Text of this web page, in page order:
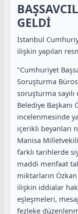
GELDİ
İstanbul
ilişkin yapılan
"Cumhuriyet
Soruşturma
soruşturma
Belediye Başkanı
incelenmesinde
içerikli beyanları
Manisa
farklı tarihlerde
maddi menfaat
miktarların
ilişkin iddialar
eşleşmeleri,
fezleke